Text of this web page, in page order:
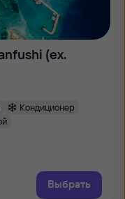
(ex.
Кондиционер
Выбрать